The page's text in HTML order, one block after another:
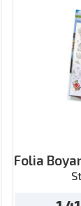
Folia